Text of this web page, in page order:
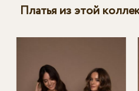
Платья из этой